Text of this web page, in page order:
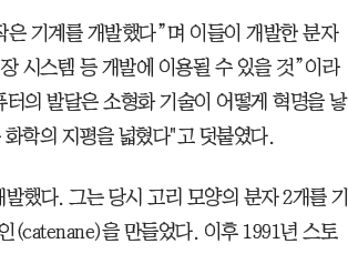
기계를 개발했다”며 이들이 개발한 분자
시스템 등 개발에 이용될 수 있을 것”이라
의 발달은 소형화 기술이 어떻게 혁명을 낳
학의 지평을 넓혔다"고 덧붙였다.
했다. 그는 당시 고리 모양의 분자 2개를 기
(catenane)을 만들었다. 이후 1991년 스토